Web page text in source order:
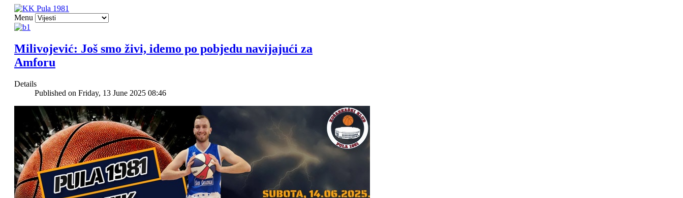
Menu
Milivojević: Još smo živi, idemo po pobjedu navijajući za
Amforu
Details
Published on Friday, 13 June 2025 08:46